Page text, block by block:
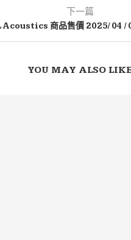
下一篇
Acoustics 商品售價 2025/ 04 /
YOU MAY ALSO